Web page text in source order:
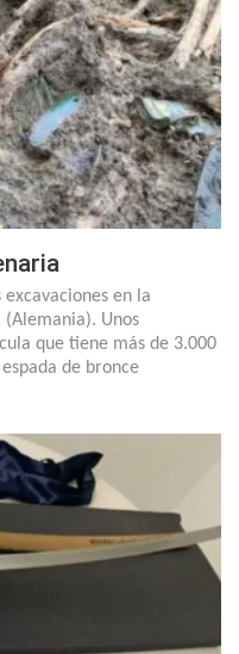
en la
Unos
que tiene más de 3.000
de bronce